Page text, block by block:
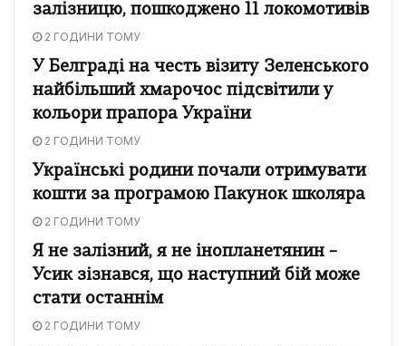
залізницю, пошкоджено 11 локомотивів
2 ГОДИНИ ТОМУ
У Белграді на честь візиту Зеленського
найбільший хмарочос підсвітили у
кольори прапора України
2 ГОДИНИ ТОМУ
Українські родини почали отримувати
кошти за програмою Пакунок школяра
2 ГОДИНИ ТОМУ
Я не залізний, я не інопланетянин –
Усик зізнався, що наступний бій може
стати останнім
2 ГОДИНИ ТОМУ